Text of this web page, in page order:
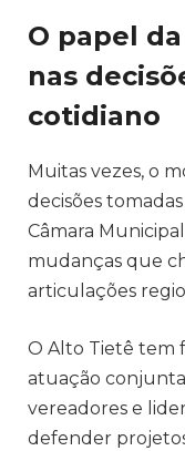
O papel
nas
cotidiano
Muitas vezes, o
decisões
Câmara
mudanças que
articulações
O Alto Tietê tem
atuação
vereadores e
defender